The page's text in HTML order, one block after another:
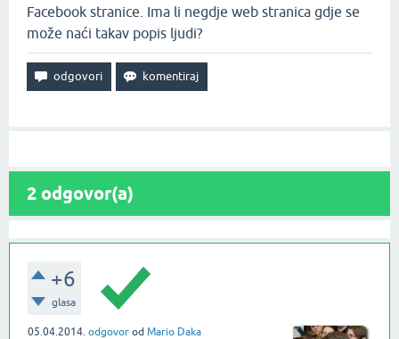
Facebook stranice. Ima li negdje web stranica gdje se
može naći takav popis ljudi?
2 odgovor(a)
+6
glasa
05.04.2014. odgovor od Mario Daka